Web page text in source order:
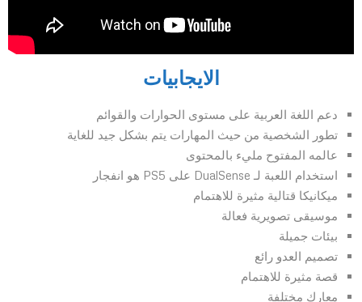
الايجابيات
دعم اللغة العربية على مستوى الحوارات والقوائم
تطور الشخصية من حيث المهارات يتم بشكل جيد للغاية
عالمه المفتوح مليء بالمحتوى
استخدام اللعبة لـ DualSense على PS5 هو انفجار
ميكانيكا قتالية مثيرة للاهتمام
موسيقى تصويرية فعالة
بيئات جميلة
تصميم العدو رائع
قصة مثيرة للاهتمام
معارك مختلفة